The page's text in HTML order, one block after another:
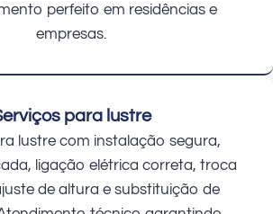
perfeito em residências e
empresas.
para lustre
lustre com instalação segura,
ligação elétrica correta, troca
de altura e substituição de